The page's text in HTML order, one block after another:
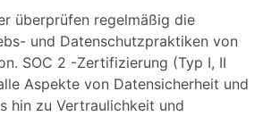
überprüfen regelmäßig die
und Datenschutzpraktiken von
SOC 2 -Zertifizierung (Typ I, II
Aspekte von Datensicherheit und
hin zu Vertraulichkeit und